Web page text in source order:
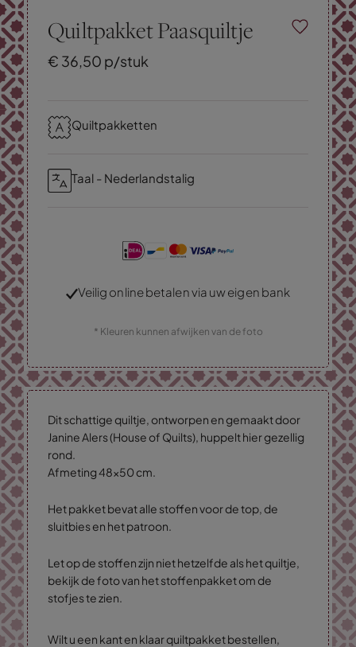
Quiltpakket Paasquiltje
€ 36,50 p/stuk
Quiltpakketten
Taal - Nederlandstalig
Veilig online betalen via uw eigen bank
* Kleuren kunnen afwijken van de foto
Dit schattige quiltje, ontworpen en gemaakt door
Janine Alers (House of Quilts), huppelt hier gezellig
rond.
Afmeting 48x50 cm.
Het pakket bevat alle stoffen voor de top, de
sluitbies en het patroon.
Let op de stoffen zijn niet hetzelfde als het quiltje,
bekijk de foto van het stoffenpakket om de
stofjes te zien.
Wilt u een kant en klaar quiltpakket bestellen,